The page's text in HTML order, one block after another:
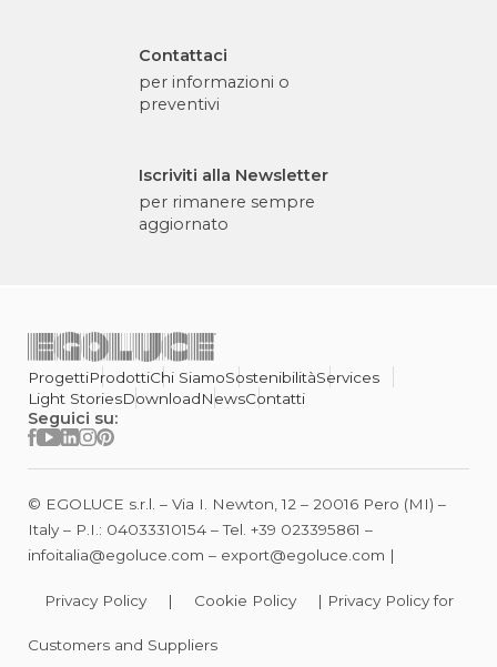
Contattaci
per informazioni o
preventivi
Iscriviti alla Newsletter
per rimanere sempre
aggiornato
ProgettiProdottiChi SiamoSostenibilitàServices
Light StoriesDownloadNewsContatti
Seguici su:
© EGOLUCE s.r.l. – Via I. Newton, 12 – 20016 Pero (MI) –
Italy – P.I.: 04033310154 – Tel. +39 023395861 –
infoitalia@egoluce.com – export@egoluce.com |
Privacy Policy | Cookie Policy | Privacy Policy for
Customers and Suppliers